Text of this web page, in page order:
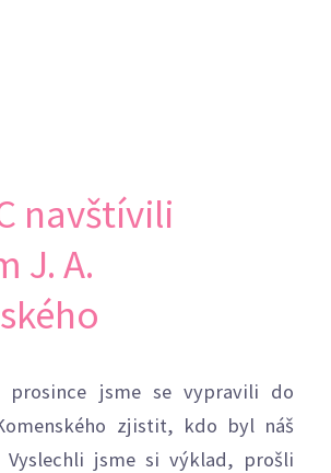
navštívili
J. A.
prosince jsme se vypravili do
zjistit, kdo byl náš
Vyslechli jsme si výklad, prošli